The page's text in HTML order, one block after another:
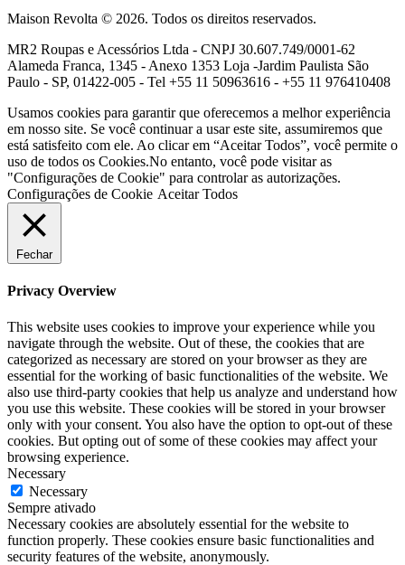
Maison Revolta © 2026. Todos os direitos reservados.
MR2 Roupas e Acessórios Ltda - CNPJ 30.607.749/0001-62
Alameda Franca, 1345 - Anexo 1353 Loja -Jardim Paulista São
Paulo - SP, 01422-005 - Tel +55 11 50963616 - +55 11 976410408
Usamos cookies para garantir que oferecemos a melhor experiência
em nosso site. Se você continuar a usar este site, assumiremos que
está satisfeito com ele. Ao clicar em “Aceitar Todos”, você permite o
uso de todos os Cookies.No entanto, você pode visitar as
"Configurações de Cookie" para controlar as autorizações.
Configurações de Cookie Aceitar Todos
Fechar
Privacy Overview
This website uses cookies to improve your experience while you
navigate through the website. Out of these, the cookies that are
categorized as necessary are stored on your browser as they are
essential for the working of basic functionalities of the website. We
also use third-party cookies that help us analyze and understand how
you use this website. These cookies will be stored in your browser
only with your consent. You also have the option to opt-out of these
cookies. But opting out of some of these cookies may affect your
browsing experience.
Necessary
Necessary
Sempre ativado
Necessary cookies are absolutely essential for the website to
function properly. These cookies ensure basic functionalities and
security features of the website, anonymously.